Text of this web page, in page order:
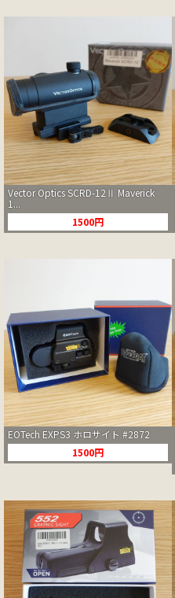
Vector Optics SCRD-12Ⅱ Maverick
1...
1500円
EOTech EXPS3 ホロサイト #2872
1500円